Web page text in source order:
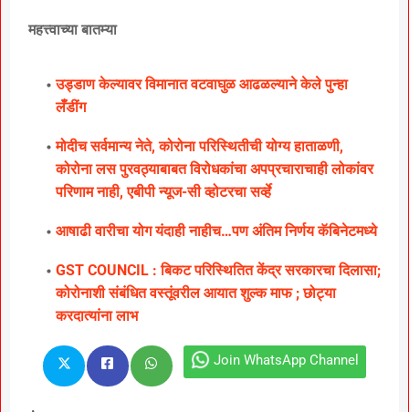
महत्त्वाच्या बातम्या
उड्डाण केल्यावर विमानात वटवाघुळ आढळल्याने केले पुन्हा
लॅँडींग
मोदीच सर्वमान्य नेते, कोरोना परिस्थितीची योग्य हाताळणी,
कोरोना लस पुरवठ्याबाबत विरोधकांचा अपप्रचाराचाही लोकांवर
परिणाम नाही, एबीपी न्यूज-सी व्होटरचा सर्व्हे
आषाढी वारीचा योग यंदाही नाहीच…पण अंतिम निर्णय कॅबिनेटमध्ये
GST COUNCIL : बिकट परिस्थितित केंद्र सरकारचा दिलासा;
कोरोनाशी संबंधित वस्तूंवरील आयात शुल्क माफ ; छोट्या
करदात्यांना लाभ
Join WhatsApp Channel